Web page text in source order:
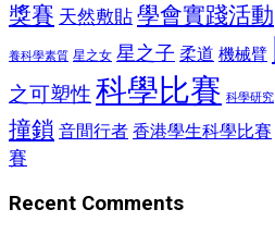
獎賽 天然敷貼 學會實踐活動
養科學素質 星之女 星之子 柔道 機械臂
之可塑性 科學比賽 科學研究
撞鎖 音間行者 香港學生科學比賽
賽
Recent Comments